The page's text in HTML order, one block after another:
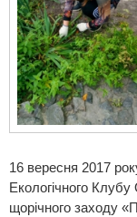
16 вересня 2017
Екологічного
щорічного заходу